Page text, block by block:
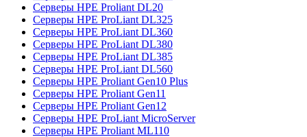
Серверы HPE Proliant DL20
Серверы HPE ProLiant DL325
Серверы HPE ProLiant DL360
Серверы HPE ProLiant DL380
Серверы HPE ProLiant DL385
Серверы HPE ProLiant DL560
Серверы HPE Proliant Gen10 Plus
Серверы HPE Proliant Gen11
Серверы HPE Proliant Gen12
Серверы HPE ProLiant MicroServer
Серверы HPE Proliant ML110